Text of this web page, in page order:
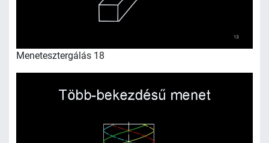
Menetesztergálás 18